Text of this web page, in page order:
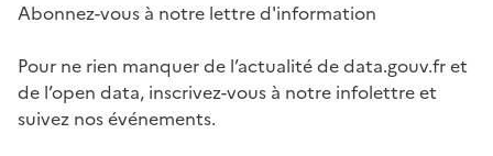
Abonnez-vous à notre lettre d'information
Pour ne rien manquer de l’actualité de data.gouv.fr et
de l’open data, inscrivez-vous à notre infolettre et
suivez nos événements.